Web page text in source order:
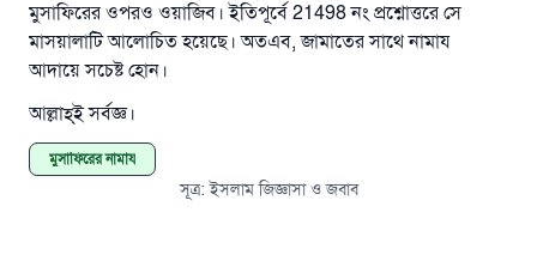
মুসাফিরের ওপরও ওয়াজিব। ইতিপূর্বে 21498 নং প্রশ্নোত্তরে সে
মাসয়ালাটি আলোচিত হয়েছে। অতএব, জামাতের সাথে নামায
আদায়ে সচেষ্ট হোন।
আল্লাহ্‌ই সর্বজ্ঞ।
মুসাফিরের নামায
সূত্র:ইসলাম জিজ্ঞাসা ও জবাব